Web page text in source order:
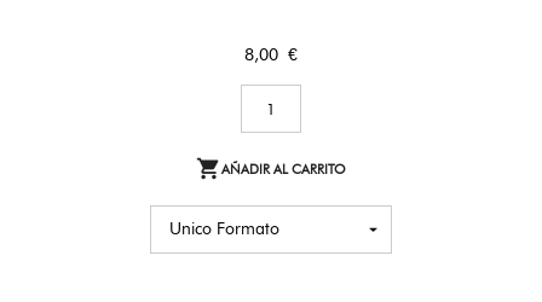
Precio
8,00 €
AÑADIR AL CARRITO